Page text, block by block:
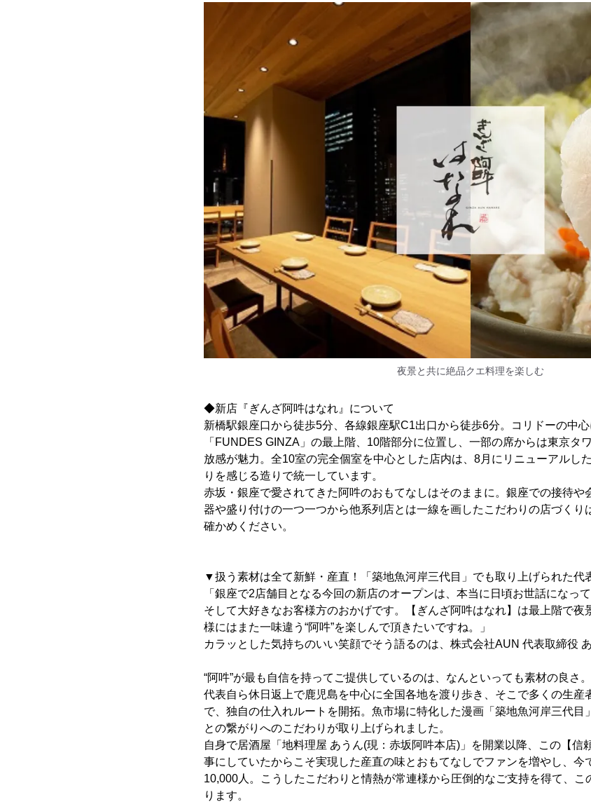
夜景と共に絶品クエ料理を楽しむ
◆新店『ぎんざ阿吽はなれ』について
新橋駅銀座口から徒歩5分、各線銀座駅C1出口から徒歩6分。コリドーの中
「FUNDES GINZA」の最上階、10階部分に位置し、一部の席からは東京タ
放感が魅力。全10室の完全個室を中心とした店内は、8月にリニューアルし
りを感じる造りで統一しています。
赤坂・銀座で愛されてきた阿吽のおもてなしはそのままに。銀座での接待や
器や盛り付けの一つ一つから他系列店とは一線を画したこだわりの店づくり
確かめください。
▼扱う素材は全て新鮮・産直！「築地魚河岸三代目」でも取り上げられた代
「銀座で2店舗目となる今回の新店のオープンは、本当に日頃お世話になっ
そして大好きなお客様方のおかげです。【ぎんざ阿吽はなれ】は最上階で夜
様にはまた一味違う“阿吽”を楽しんで頂きたいですね。」
カラッとした気持ちのいい笑顔でそう語るのは、株式会社AUN 代表取締役
“阿吽”が最も自信を持ってご提供しているのは、なんといっても素材の良さ。
代表自ら休日返上で鹿児島を中心に全国各地を渡り歩き、そこで多くの生産
で、独自の仕入れルートを開拓。魚市場に特化した漫画「築地魚河岸三代目
との繋がりへのこだわりが取り上げられました。
自身で居酒屋「地料理屋 あうん(現：赤坂阿吽本店)」を開業以降、この【信
事にしていたからこそ実現した産直の味とおもてなしでファンを増やし、今
10,000人。こうしたこだわりと情熱が常連様から圧倒的なご支持を得て、こ
ります。